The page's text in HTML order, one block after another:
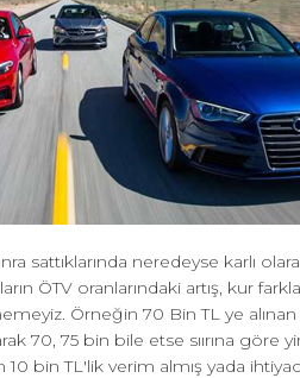
sattıklarında neredeyse karlı
ÖTV oranlarındaki artış, kur
Örneğin 70 Bin TL ye alınan
70, 75 bin bile etse sıırına göre
bin TL'lik verim almış yada